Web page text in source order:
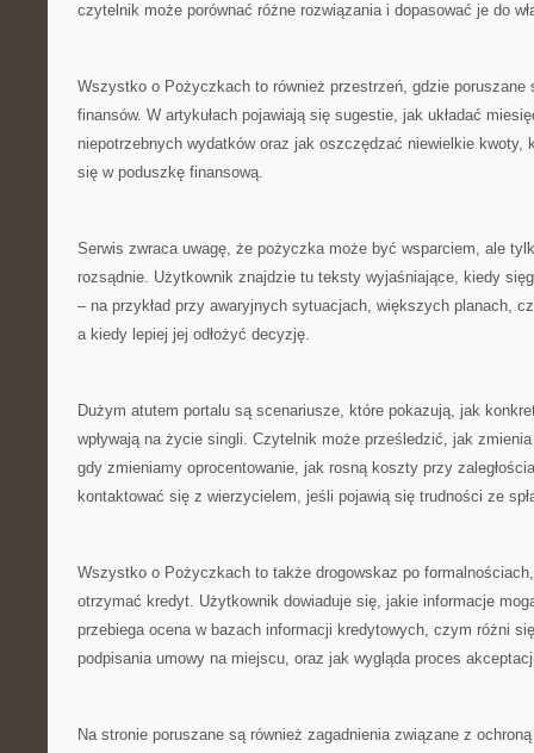
czytelnik może porównać różne rozwiązania i dopasować je do
Wszystko o Pożyczkach to również przestrzeń, gdzie poruszane
finansów. W artykułach pojawiają się sugestie, jak układać
niepotrzebnych wydatków oraz jak oszczędzać niewielkie kwoty,
się w poduszkę finansową.
Serwis zwraca uwagę, że pożyczka może być wsparciem, ale
rozsądnie. Użytkownik znajdzie tu teksty wyjaśniające, kiedy
– na przykład przy awaryjnych sytuacjach, większych planach,
a kiedy lepiej jej odłożyć decyzję.
Dużym atutem portalu są scenariusze, które pokazują, jak
wpływają na życie singli. Czytelnik może prześledzić, jak
gdy zmieniamy oprocentowanie, jak rosną koszty przy
kontaktować się z wierzycielem, jeśli pojawią się trudności ze
Wszystko o Pożyczkach to także drogowskaz po
otrzymać kredyt. Użytkownik dowiaduje się, jakie informacje
przebiega ocena w bazach informacji kredytowych, czym różni
podpisania umowy na miejscu, oraz jak wygląda proces
Na stronie poruszane są również zagadnienia związane z